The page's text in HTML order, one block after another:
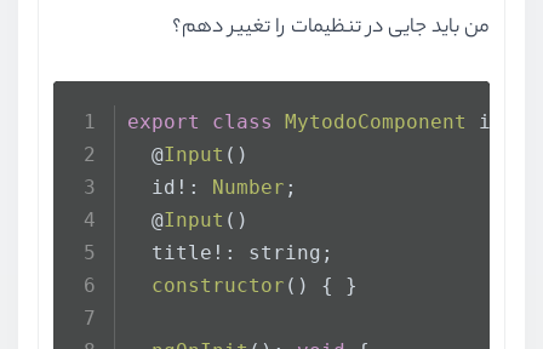
من باید جایی در تنظیمات را تغییر دهم؟
export class MytodoComponent
  @
Input ()
  id!:
Number ;
  @
Input ()
  title!: string;
constructor ( ) { }